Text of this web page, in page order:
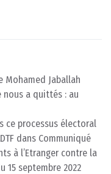
Mohamed Jaballah
nous a quittés : au
ce processus électoral
dans Communiqué
à l’Etranger contre la
septembre 2022